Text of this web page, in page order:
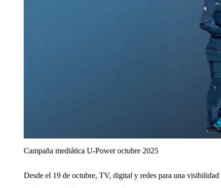
Campaña mediática U‑Power octubre 2025
Desde el 19 de octubre, TV, digital y redes para una